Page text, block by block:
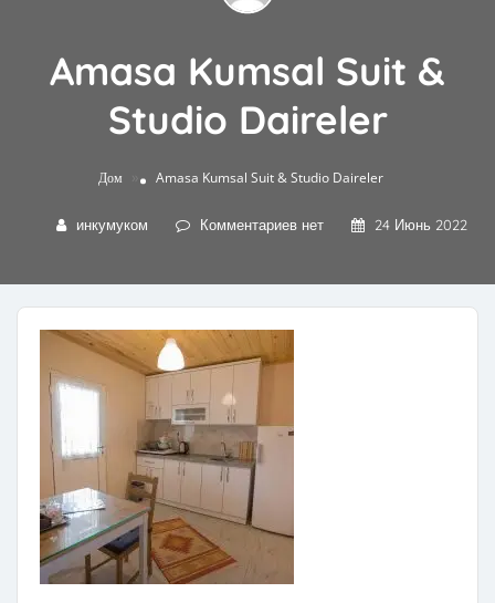
Amasa Kumsal Suit &
Studio Daireler
Дом Amasa Kumsal Suit & Studio Daireler
инкумуком Комментариев нет 24 Июнь 2022